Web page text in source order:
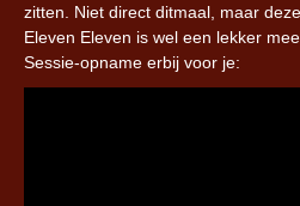
zitten. Niet direct ditmaal, maar
Eleven Eleven is wel een lekker
Sessie-opname erbij voor je: